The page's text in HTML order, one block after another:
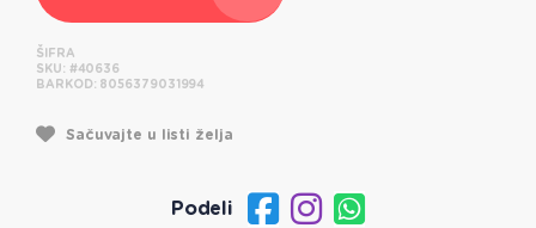
ŠIFRA
SKU: #40636
BARKOD: 8056379031994
Sačuvajte u listi želja
Podeli